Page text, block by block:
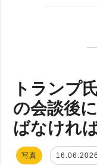
トランプ
の会談後
ばなけれ
写真